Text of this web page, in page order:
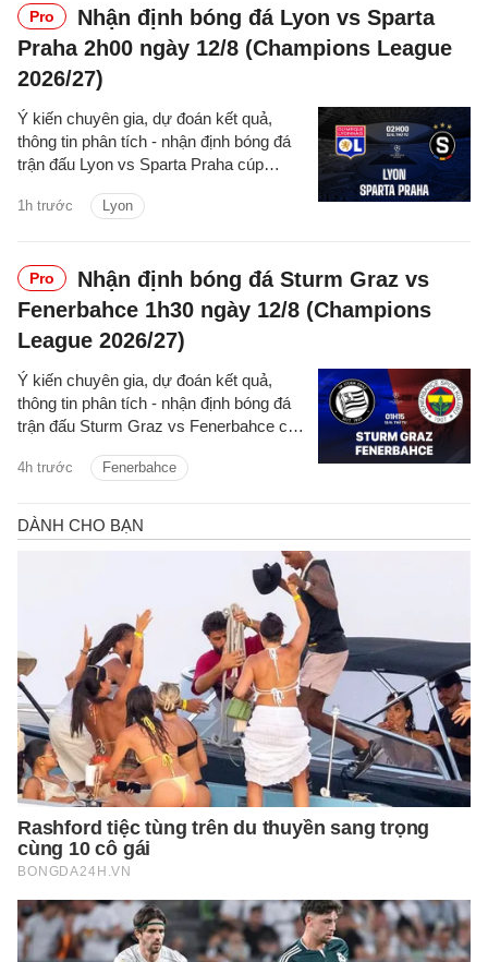
Pro
Nhận định bóng đá Lyon vs Sparta
Praha 2h00 ngày 12/8 (Champions League
2026/27)
1h trước Lyon
Ý kiến chuyên gia, dự đoán kết quả,
thông tin phân tích - nhận định bóng đá
trận đấu Lyon vs Sparta Praha cúp
hôm nay.
Pro
Nhận định bóng đá Sturm Graz vs
Fenerbahce 1h30 ngày 12/8 (Champions
League 2026/27)
4h trước Fenerbahce
Ý kiến chuyên gia, dự đoán kết quả,
thông tin phân tích - nhận định bóng đá
trận đấu Sturm Graz vs Fenerbahce cúp
hôm nay.